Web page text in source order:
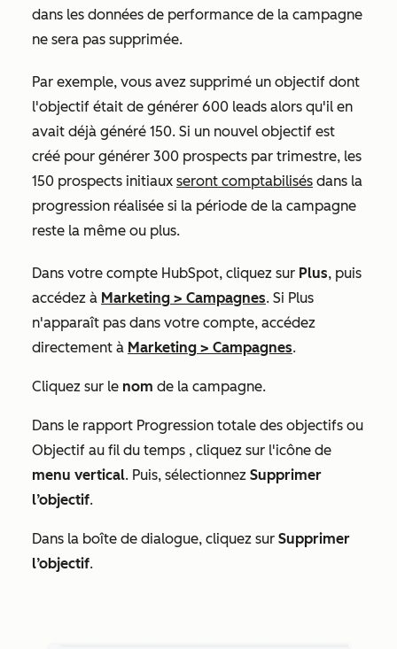
dans les données de performance de la campagne
ne sera pas supprimée.
Par exemple, vous avez supprimé un objectif dont
l'objectif était de générer 600 leads alors qu'il en
avait déjà généré 150. Si un nouvel objectif est
créé pour générer 300 prospects par trimestre, les
150 prospects initiaux seront comptabilisés dans la
progression réalisée si la période de la campagne
reste la même ou plus.
Dans votre compte HubSpot, cliquez sur Plus, puis
accédez à Marketing > Campagnes. Si Plus
n'apparaît pas dans votre compte, accédez
directement à Marketing > Campagnes.
Cliquez sur le nom de la campagne.
Dans le rapport Progression totale des objectifs ou
Objectif au fil du temps , cliquez sur l'icône de
menu vertical. Puis, sélectionnez Supprimer
l’objectif.
Dans la boîte de dialogue, cliquez sur Supprimer
l’objectif.